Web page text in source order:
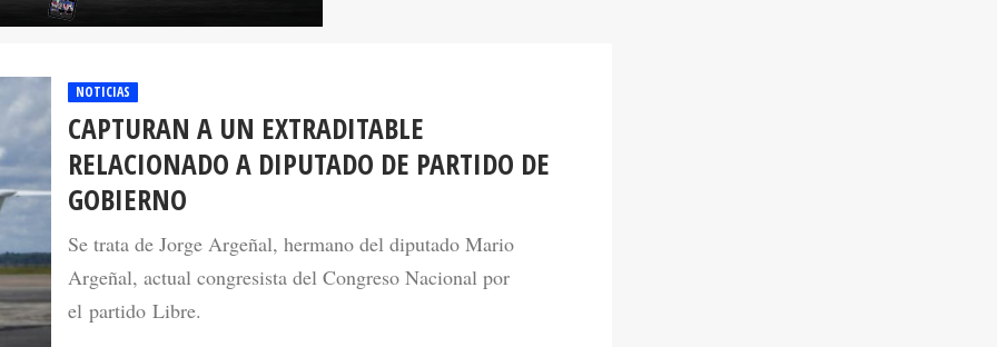
CAPTURAN A UN EXTRADITABLE
RELACIONADO A DIPUTADO DE PARTIDO DE
GOBIERNO
Se trata de Jorge Argeñal, hermano del diputado Mario
Argeñal, actual congresista del Congreso Nacional por
el partido Libre.